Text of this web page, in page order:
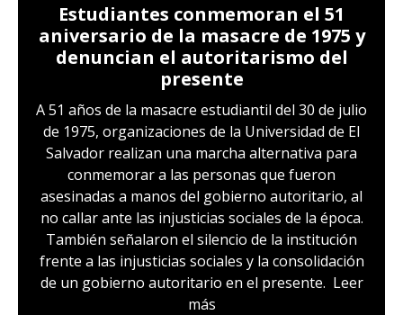
Estudiantes conmemoran el 51
aniversario de la masacre de 1975 y
denuncian el autoritarismo del
presente
A 51 años de la masacre estudiantil del 30 de julio
de 1975, organizaciones de la Universidad de El
Salvador realizan una marcha alternativa para
conmemorar a las personas que fueron
asesinadas a manos del gobierno autoritario, al
no callar ante las injusticias sociales de la época.
También señalaron el silencio de la institución
frente a las injusticias sociales y la consolidación
de un gobierno autoritario en el presente. Leer
más